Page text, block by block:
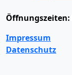
Öffnungszeiten:
Impressum
Datenschutz